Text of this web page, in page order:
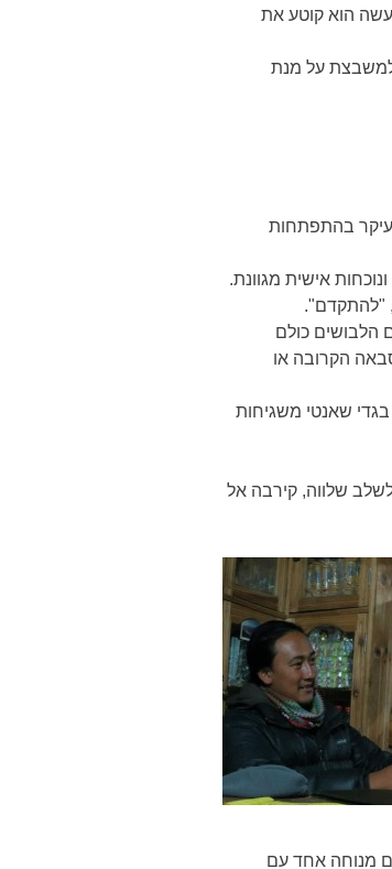
הוא קוטע את
למשבצת על מנת
בהתפתחות
אישית מגוונת.
"להתקדם".
הלבושים כולם
הקרובה או
שאנטי משגיחות
שלווה, קירבה אל
מנוחה אחד עם